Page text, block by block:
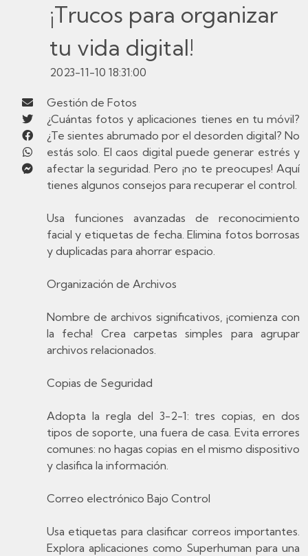
¡Trucos para organizar
tu vida digital!
2023-11-10 18:31:00
Gestión de Fotos
¿Cuántas fotos y aplicaciones tienes en tu móvil?
¿Te sientes abrumado por el desorden digital? No
estás solo. El caos digital puede generar estrés y
afectar la seguridad. Pero ¡no te preocupes! Aquí
tienes algunos consejos para recuperar el control.
Usa funciones avanzadas de reconocimiento
facial y etiquetas de fecha. Elimina fotos borrosas
y duplicadas para ahorrar espacio.
Organización de Archivos
Nombre de archivos significativos, ¡comienza con
la fecha! Crea carpetas simples para agrupar
archivos relacionados.
Copias de Seguridad
Adopta la regla del 3-2-1: tres copias, en dos
tipos de soporte, una fuera de casa. Evita errores
comunes: no hagas copias en el mismo dispositivo
y clasifica la información.
Correo electrónico Bajo Control
Usa etiquetas para clasificar correos importantes.
Explora aplicaciones como Superhuman para una